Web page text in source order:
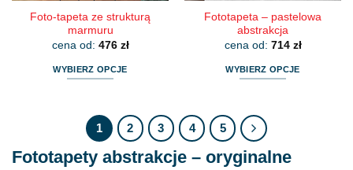
Foto-tapeta ze strukturą
marmuru
cena od: 476 zł
WYBIERZ OPCJE
ma
wiele
wariantów.
Fototapeta – pastelowa
abstrakcja
cena od: 714 zł
WYBIERZ OPCJE
ma
wiele
wariantów.
1 2 3 4 5
Fototapety abstrakcje – oryginalne